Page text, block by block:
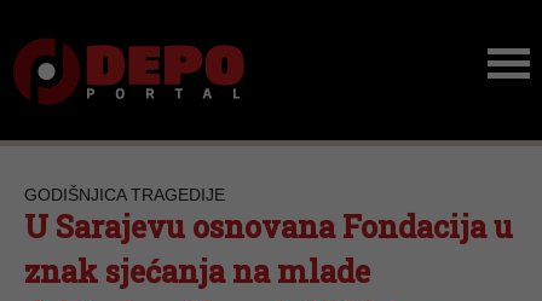
GODIŠNJICA TRAGEDIJE
U Sarajevu osnovana Fondacija u
znak sjećanja na mlade